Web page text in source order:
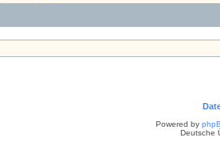
Powered by
Deutsche